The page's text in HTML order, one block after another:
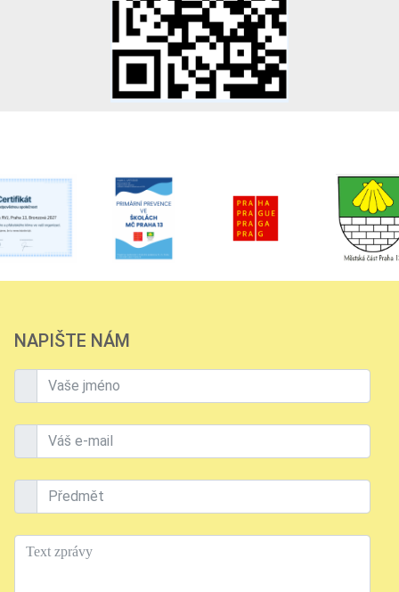
NAPIŠTE NÁM
Vaše jméno
Váš e-mail
Předmět
Text